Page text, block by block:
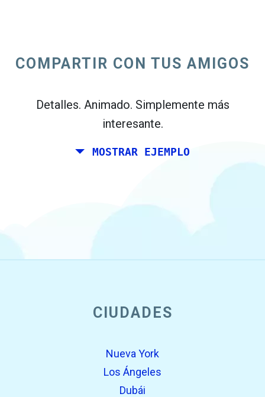
usted vive en Madrid, y tus amigos vive en
COMPARTIR CON TUS AMIGOS
Detalles. Animado. Simplemente más
interesante.
MOSTRAR EJEMPLO
CIUDADES
Nueva York
Los Ángeles
Dubái